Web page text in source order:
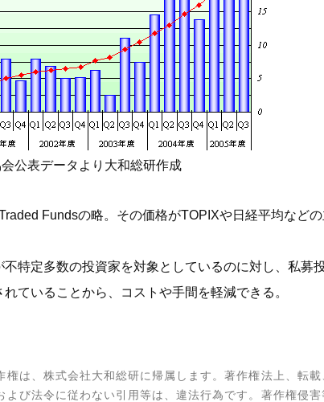
会公表データより大和総研作成
Fundsの略。その価格がTOPIXや日経平均など
不特定多数の投資家を対象としているのに対し、私
ていることから、コストや手間を軽減できる。
権は、株式会社大和総研に帰属します。著作権法上、転
よび法令に従わない引用等は、違法行為です。著作権侵